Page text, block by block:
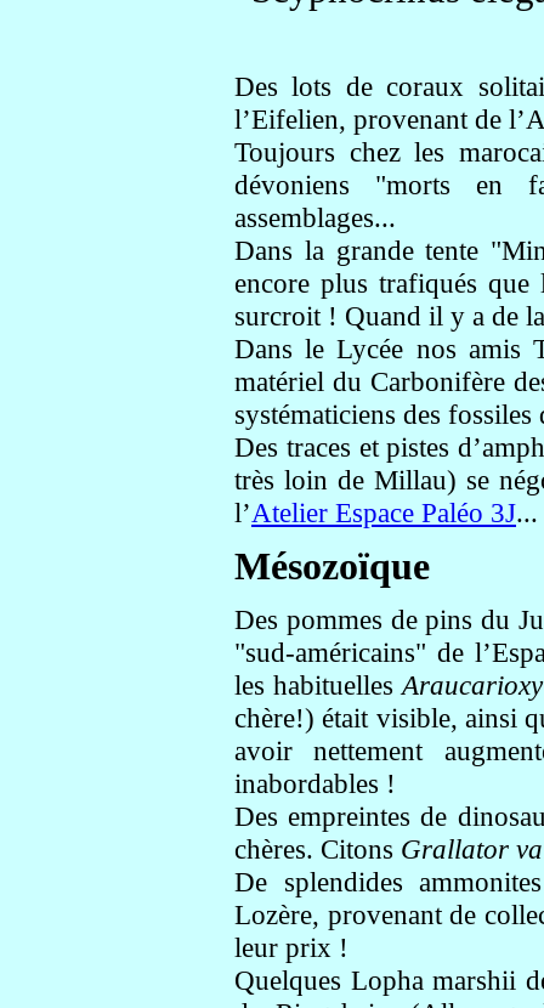
Des lots de coraux
l’Eifelien, provenant de
Toujours chez les
dévoniens "morts en
assemblages...
Dans la grande tente
encore plus trafiqués que
surcroit ! Quand il y a de
Dans le Lycée nos amis
matériel du Carbonifère
systématiciens des
Des traces et pistes
très loin de Millau) se
l’Atelier Espace Paléo 3J...
Mésozoïque
Des pommes de pins du
"sud-américains" de
les habituelles
chère!) était visible, ainsi
avoir nettement
inabordables !
Des empreintes de
chères. Citons Grallator
De splendides
Lozère, provenant de
leur prix !
Quelques Lopha marshii